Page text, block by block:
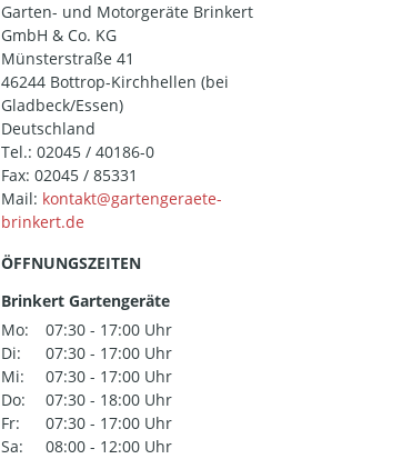
Garten- und Motorgeräte Brinkert
GmbH & Co. KG
Münsterstraße 41
46244 Bottrop-Kirchhellen (bei
Gladbeck/Essen)
Deutschland
Tel.: 02045 / 40186-0
Fax: 02045 / 85331
Mail:
ÖFFNUNGSZEITEN
Brinkert Gartengeräte
Mo:
07:30 - 17:00 Uhr
Di:
07:30 - 17:00 Uhr
Mi:
07:30 - 17:00 Uhr
Do:
07:30 - 18:00 Uhr
Fr:
07:30 - 17:00 Uhr
Sa:
08:00 - 12:00 Uhr